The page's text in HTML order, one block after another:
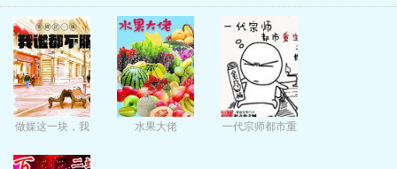
做媒这一块，我
水果大佬
一代宗师都市重